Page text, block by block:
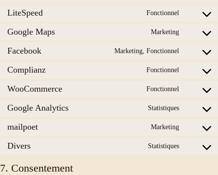
service
LiteSpeed Fonctionnel
Consent
service
Google Maps Marketing
Consent
service
Facebook Marketing, Fonctionnel
Consent
service
Complianz Fonctionnel
Consent
service
WooCommerce Fonctionnel
Consent
service
Google Analytics Statistiques
Consent
service
mailpoet Marketing
Consent
service
Divers Statistiques
Consent
7. Consentement